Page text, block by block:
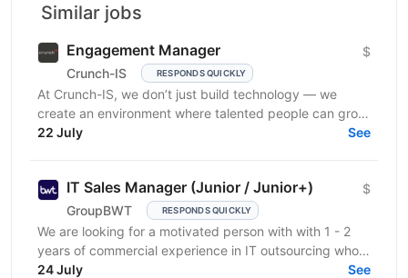
Similar jobs
Engagement Manager
Crunch-IS RESPONDS QUICKLY
$
At Crunch-IS, we don’t just build technology — we
create an environment where talented people can grow,
develop innovative solutions, and truly feel their...
22 July See
IT Sales Manager (Junior / Junior+)
GroupBWT RESPONDS QUICKLY
$
We are looking for a motivated person with with 1 - 2
years of commercial experience in IT outsourcing who
wants to grow into a strong IT Sales...
24 July See